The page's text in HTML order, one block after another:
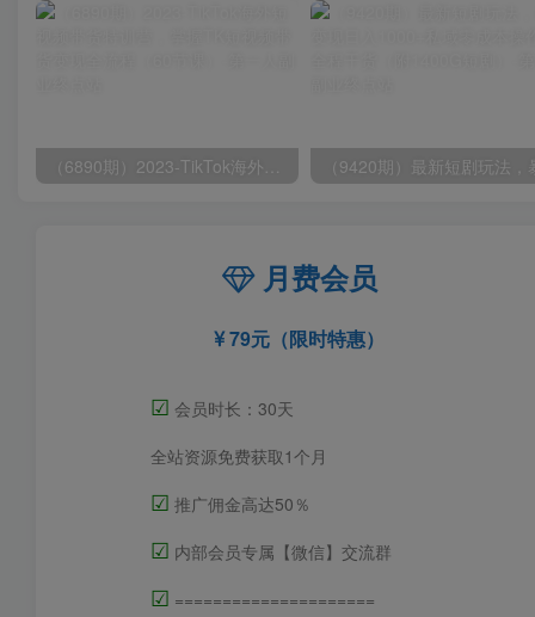
（6890期）2023-TikTok海外短视频带货特训营，掌握TK短视频带货变现全流程（60节课）
月费会员
79元（限时特惠）
☑ 会员时长：30天
全站资源免费获取1个月
☑ 推广佣金高达50％
☑ 内部会员专属【微信】交流群
☑ =====================